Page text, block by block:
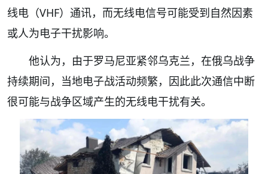
线电（VHF）通讯，而无线电信号可能受到自然因素
或人为电子干扰影响。
他认为，由于罗马尼亚紧邻乌克兰，在俄乌战争
持续期间，当地电子战活动频繁，因此此次通信中断
很可能与战争区域产生的无线电干扰有关。